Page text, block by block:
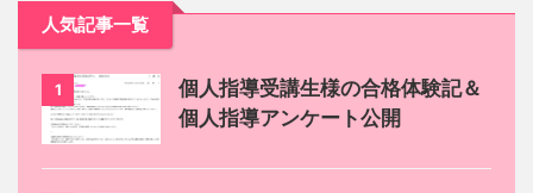
人気記事一覧
1
個人指導受講生様の合格体験記＆
個人指導アンケート公開